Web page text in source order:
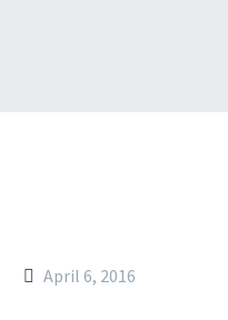
April 6, 2016